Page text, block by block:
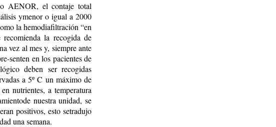
AENOR, el contaje total
ymenor o igual a 2000
la hemodiafiltración “en
recomienda la recogida de
vez al mes y, siempre ante
senten en los pacientes de
deben ser recogidas
a 5º C un máximo de
nutrientes, a temperatura
nuestra unidad, se
positivos, esto setradujo
una semana.